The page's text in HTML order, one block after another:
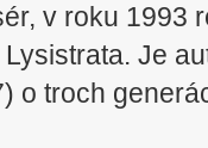
v roku 1993
Je
o troch